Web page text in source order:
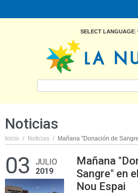
SELECT LANGUAGE
Noticias
Inicio / Noticias / Mañana "Donación de
03
JULIO
2019
Mañana
Sangre" en
Nou Espai